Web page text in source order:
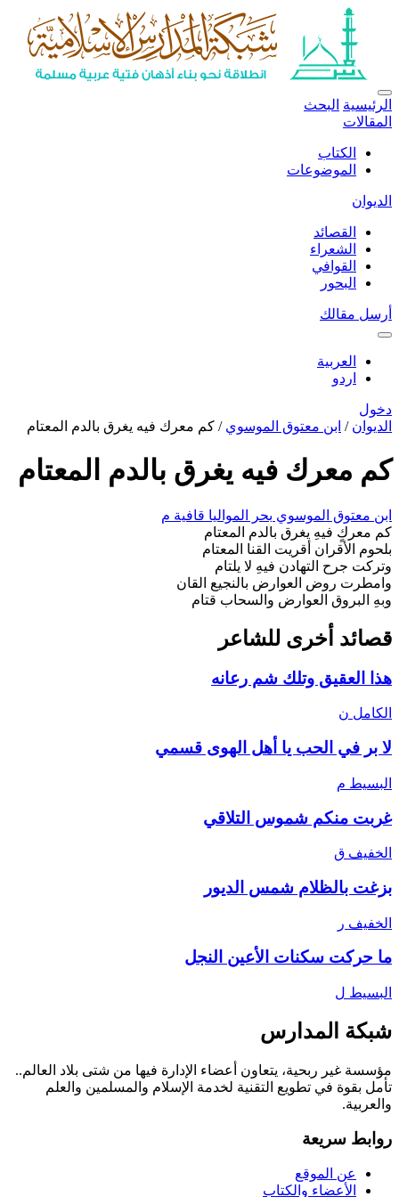
الرئيسية البحث
المقالات
الكتاب
الموضوعات
الديوان
القصائد
الشعراء
القوافي
البحور
أرسل مقالك
العربية
اردو
دخول
الديوان / ابن معتوق الموسوي / كم معرك فيه يغرق بالدم المعتام
كم معرك فيه يغرق بالدم المعتام
ابن معتوق الموسوي بحر المواليا قافية م
كم معركٍ فيهِ يغرق بالدم المعتام
بلحوم الأقران أقريت القنا المعتام
وتركت جرح التهادن فيهِ لا يلتام
وامطرت روض العوارض بالنجيع القان
وبهِ البروق العوارض والسحاب قتام
قصائد أخرى للشاعر
هذا العقيق وتلك شم رعانه
الكامل ن
لا بر في الحب يا أهل الهوى قسمي
البسيط م
غربت منكم شموس التلاقي
الخفيف ق
بزغت بالظلام شمس الديور
الخفيف ر
ما حركت سكنات الأعين النجل
البسيط ل
شبكة المدارس
مؤسسة غير ربحية، يتعاون أعضاء الإدارة فيها من شتى بلاد العالم..
تأمل بقوة في تطويع التقنية لخدمة الإسلام والمسلمين والعلم
والعربية.
روابط سريعة
عن الموقع
الأعضاء والكتاب